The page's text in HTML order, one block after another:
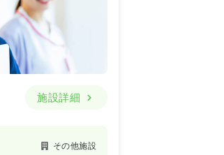
施設詳細
その他施設